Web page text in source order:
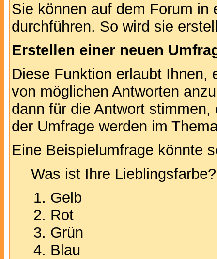
Sie können auf dem Forum in
durchführen. So wird sie
Erstellen einer neuen
Diese Funktion erlaubt Ihnen,
von möglichen Antworten
dann für die Antwort
der Umfrage werden im
Eine Beispielumfrage könnte
Was ist Ihre Lieblingsfarbe?
Gelb
Rot
Grün
Blau